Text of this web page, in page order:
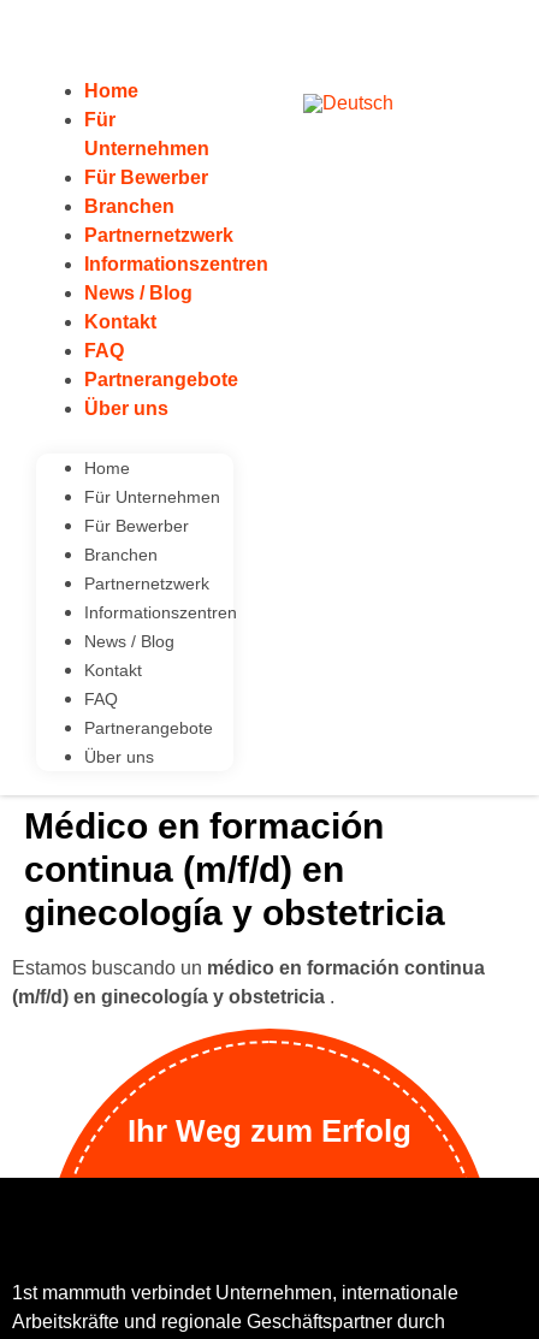
Home
Für
Unternehmen
Für Bewerber
Branchen
Partnernetzwerk
Informationszentren
News / Blog
Kontakt
FAQ
Partnerangebote
Über uns
Home
Für Unternehmen
Für Bewerber
Branchen
Partnernetzwerk
Informationszentren
News / Blog
Kontakt
FAQ
Partnerangebote
Über uns
Médico en formación
continua (m/f/d) en
ginecología y obstetricia
Estamos buscando un médico en formación continua
(m/f/d) en ginecología y obstetricia .
Ihr Weg zum Erfolg
1st mammuth verbindet Unternehmen, internationale
Arbeitskräfte und regionale Geschäftspartner durch